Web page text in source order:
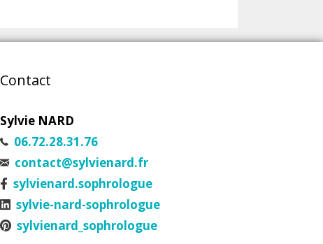
Contact
Sylvie NARD
06.72.28.31.76
contact@sylvienard.fr
sylvienard.sophrologue
sylvie-nard-sophrologue
sylvienard_sophrologue